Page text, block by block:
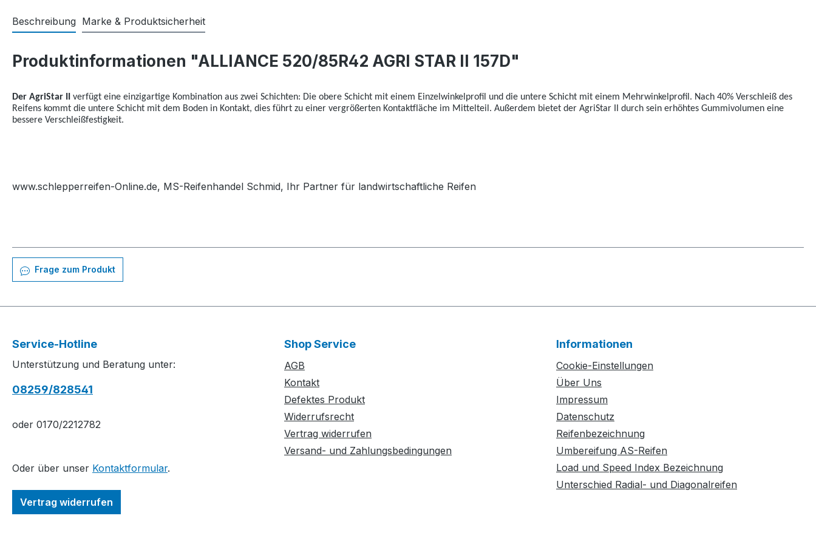
Beschreibung Marke & Produktsicherheit
Produktinformationen "ALLIANCE 520/85R42 AGRI STAR II 157D"
Der AgriStar II verfügt eine einzigartige Kombination aus zwei Schichten: Die obere Schicht mit einem Einzelwinkelprofil und die untere Schicht mit einem Mehrwinkelprofil. Nach 40% Verschleiß des
Reifens kommt die untere Schicht mit dem Boden in Kontakt, dies führt zu einer vergrößerten Kontaktfläche im Mittelteil. Außerdem bietet der AgriStar II durch sein erhöhtes Gummivolumen eine
bessere Verschleißfestigkeit.
www.schlepperreifen-Online.de, MS-Reifenhandel Schmid, Ihr Partner für landwirtschaftliche Reifen
Frage zum Produkt
Service-Hotline
Unterstützung und Beratung unter:
08259/828541
oder 0170/2212782
Oder über unser Kontaktformular.
Vertrag widerrufen
Shop Service
AGB
Kontakt
Defektes Produkt
Widerrufsrecht
Vertrag widerrufen
Versand- und Zahlungsbedingungen
Informationen
Cookie-Einstellungen
Über Uns
Impressum
Datenschutz
Reifenbezeichnung
Umbereifung AS-Reifen
Load und Speed Index Bezeichnung
Unterschied Radial- und Diagonalreifen